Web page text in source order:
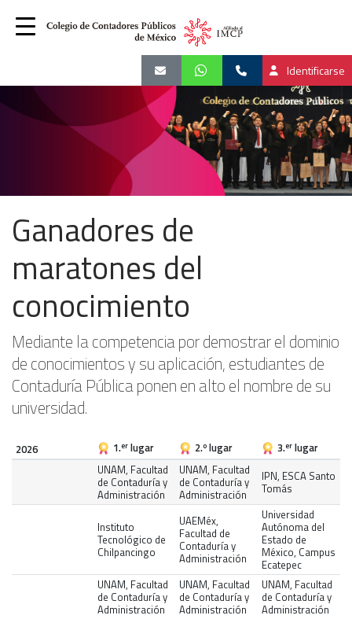
Identificarse
Ganadores de
maratones del
conocimiento
Mediante la competencia por demostrar el dominio
de conocimientos y su aplicación, estudiantes de
Contaduría Pública ponen en alto el nombre de su
universidad.
2026 1.erlugar 2.olugar 3.erlugar
UNAM, Facultad
de Contaduría y
Administración
UNAM, Facultad
de Contaduría y
Administración
IPN, ESCA Santo
Tomás
Instituto
Tecnológico de
Chilpancingo
UAEMéx,
Facultad de
Contaduría y
Administración
Universidad
Autónoma del
Estado de
México, Campus
Ecatepec
UNAM, Facultad
de Contaduría y
Administración
UNAM, Facultad
de Contaduría y
Administración
UNAM, Facultad
de Contaduría y
Administración